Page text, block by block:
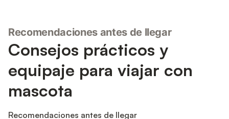
Recomendaciones antes de llegar
Consejos prácticos y
equipaje para viajar con
mascota
Recomendaciones antes de llegar